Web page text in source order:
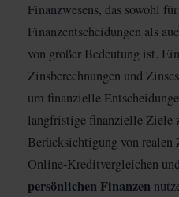
Finanzwesens, das sowohl
Finanzentscheidungen als
von großer Bedeutung ist.
Zinsberechnungen und
um finanzielle
langfristige finanzielle Ziele
Berücksichtigung von realen
Online-Kreditvergleichen
persönlichen Finanzen